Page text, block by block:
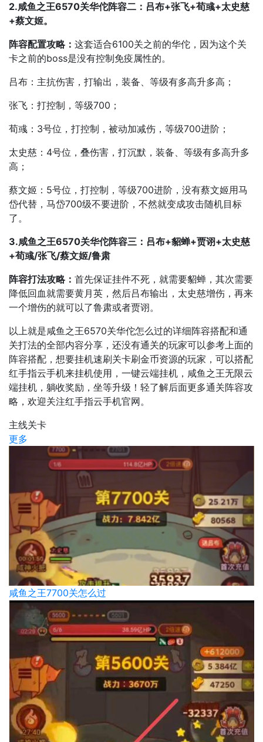
2.咸鱼之王6570关华佗阵容二：吕布+张飞+荀彧+太史慈
+蔡文姬。
阵容配置攻略： 这套适合6100关之前的华佗，因为这个关
卡之前的boss是没有控制免疫属性的。
吕布：主抗伤害，打输出，装备、等级有多高升多高；
张飞：打控制，等级700；
荀彧：3号位，打控制，被动加减伤，等级700进阶；
太史慈：4号位，叠伤害，打沉默，装备、等级有多高升多
高；
蔡文姬：5号位，打控制，等级700进阶，没有蔡文姬用马
岱代替，马岱700级不要进阶，不然就变成攻击随机目标
了。
3.咸鱼之王6570关华佗阵容三：吕布+貂蝉+贾诩+太史慈
+荀彧/张飞/蔡文姬/鲁肃
阵容打法攻略： 首先保证挂件不死，就需要貂蝉，其次需要
降低回血就需要黄月英，然后吕布输出，太史慈增伤，再来
一个增伤的就可以了鲁肃或者贾诩。
以上就是咸鱼之王6570关华佗怎么过的详细阵容搭配和通
关打法的全部内容分享，还没有通关的玩家可以参考上面的
阵容搭配，想要挂机速刷关卡刷金币资源的玩家，可以搭配
红手指云手机来挂机使用，一键云端挂机，咸鱼之王无限云
端挂机，躺收奖励，坐等升级！轻了解后面更多通关阵容攻
略，欢迎关注红手指云手机官网。
主线关卡
更多
咸鱼之王7700关怎么过